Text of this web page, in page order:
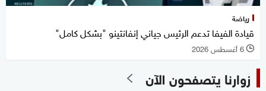
رياضة
قيادة الفيفا تدعم الرئيس جياني إنفانتينو "بشكل كامل"
l 6 أغسطس 2026
زوارنا يتصفحون الآن